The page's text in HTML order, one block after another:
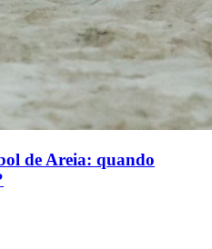
de Areia: quando